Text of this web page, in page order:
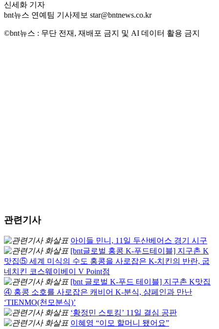
신세화 기자
bnt뉴스 연예팀 기사제보 star@bntnews.co.kr
©bnt뉴스 : 무단 전재, 재배포 금지 및 AI 데이터 활용 금지
관련기사
아이들 민니, 11일 두산베어스 경기 시구
[bnt글로벌 홍콩 K-푸드테이블] 지구촌 K
맛집⑤ 세계 미식의 수도 홍콩을 사로잡은 K-치킨의 반란, 굽
네치킨 코스웨이베이 V Point점
[bnt 글로벌 K-푸드 테이블] 지구촌 K맛집
④ 홍콩 소호를 사로잡은 캐비어 K-분식, 샴페인과 만난
‘TIENMO(천모분식)’
‘황정민 스토킹’ 11일 결심 공판
이혜영 “이모 할머니 됐어요”